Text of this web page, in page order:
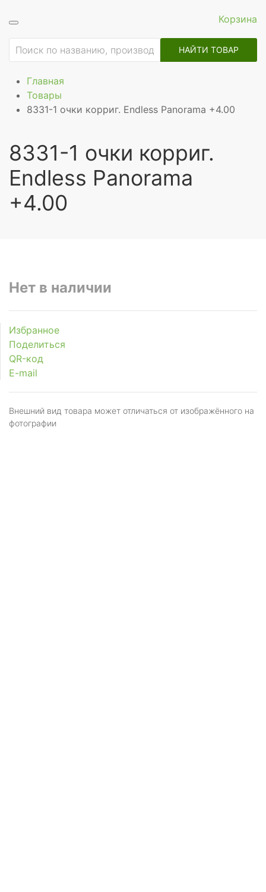
Корзина
НАЙТИ ТОВАР
Главная
Товары
8331-1 очки корриг. Endless Panorama +4.00
8331-1 очки корриг.
Endless Panorama
+4.00
Нет в наличии
Избранное
Поделиться
QR-код
E-mail
Внешний вид товара может отличаться от изображённого на
фотографии